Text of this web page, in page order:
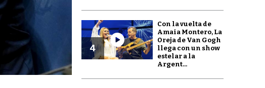
4
Con la vuelta de
Amaia Montero, La
Oreja de Van Gogh
llega con un show
estelar a la
Argent...